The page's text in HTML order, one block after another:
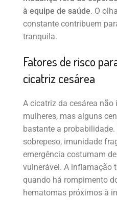
à equipe de saúde. O
constante contribuem
tranquila.
Fatores de risco
cicatriz cesárea
A cicatriz da cesárea
mulheres, mas alguns
bastante a
sobrepeso, imunidade
emergência costumam
vulnerável. A inflamação
quando há rompimento
hematomas próximos à